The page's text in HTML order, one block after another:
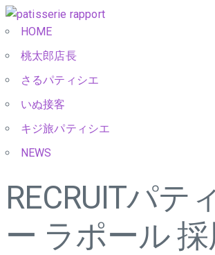
HOME
桃太郎店長
さるパティシエ
いぬ接客
キジ旅パティシエ
NEWS
RECRUITパテ
ー ラポール